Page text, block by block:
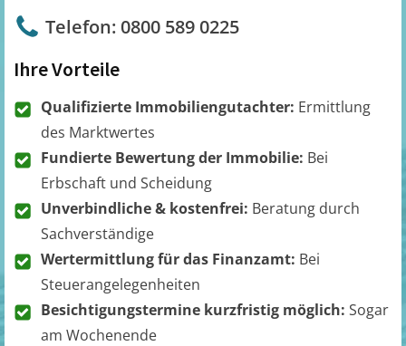
Telefon: 0800 589 0225
Ihre Vorteile
Qualifizierte Immobiliengutachter: Ermittlung
des Marktwertes
Fundierte Bewertung der Immobilie: Bei
Erbschaft und Scheidung
Unverbindliche & kostenfrei: Beratung durch
Sachverständige
Wertermittlung für das Finanzamt: Bei
Steuerangelegenheiten
Besichtigungstermine kurzfristig möglich: Sogar
am Wochenende